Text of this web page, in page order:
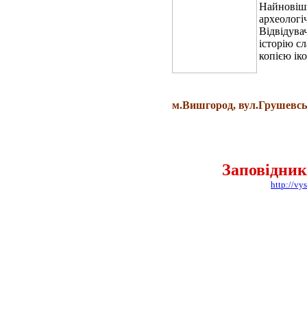
історію
копією
м.Вишгород,
http://